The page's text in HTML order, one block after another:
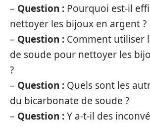
– Question : Pourquoi est-il
nettoyer les bijoux en argent ?
– Question : Comment utiliser
de soude pour nettoyer les
?
– Question : Quels sont les
du bicarbonate de soude ?
– Question :Y a-t-il des